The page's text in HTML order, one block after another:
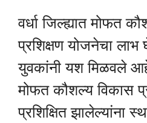
वर्धा जिल्ह्यात मोफत
प्रशिक्षण योजनेचा
युवकांनी यश मिळवले
मोफत कौशल्य विकास
प्रशिक्षित झालेल्यांना